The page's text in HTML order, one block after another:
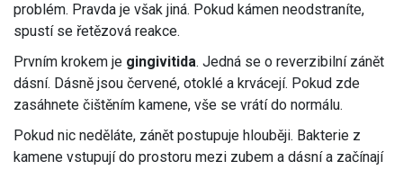
problém. Pravda je však jiná. Pokud kámen neodstraníte,
spustí se řetězová reakce.
Prvním krokem je gingivitida. Jedná se o reverzibilní zánět
dásní. Dásně jsou červené, otoklé a krvácejí. Pokud zde
zasáhnete čištěním kamene, vše se vrátí do normálu.
Pokud nic neděláte, zánět postupuje hlouběji. Bakterie z
kamene vstupují do prostoru mezi zubem a dásní a začínají